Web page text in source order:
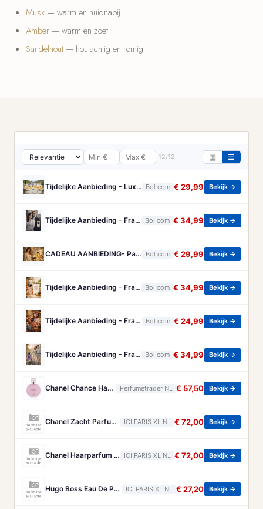
Musk — warm en huidnabij
Amber — warm en zoet
Sandelhout — houtachtig en romig
12/12 ▦ ☰
Tijdelijke Aanbieding - Luxe Franse Eau de Parfum - Collection Prestige - 5 grote miniaturen met diverse Bloemige geuren Bol.com € 29,99 Bekijk →
Tijdelijke Aanbieding - Franse Parfum - Rodin - een heerlijke frisse/kruidige Eau de Parum - met gratis parfumverstuiver - blijft gehele dag ruiken. Bol.com € 34,99 Bekijk →
CADEAU AANBIEDING- Parfum Passade Paris - Elegante Zachte Geur - 100 ml Bol.com € 29,99 Bekijk →
Tijdelijke Aanbieding - Franse Dames Parfum - Pomone- een heerlijke Eau de Parfum - dat ruikt naar heerlijk fris fruit en amandel. Bol.com € 34,99 Bekijk →
Tijdelijke Aanbieding - Franse Dames Parfum - Amative and Tender - een heerlijke Eau de Parfum - met Koffie - Amandelen en Chocola - met hartje ketting Bol.com € 24,99 Bekijk →
Tijdelijke Aanbieding - Franse Parfum - Le Jardin - is een Eau de Parfum - van een perfecte mix van kruiden en Lavendel - met extra handtas verstuiver. Bol.com € 34,99 Bekijk →
Chanel Chance Haarparfum 35 ml Perfumetrader NL € 57,50 Bekijk →
Chanel Zacht Parfum Voor Het Haar Chanel - Allure Zacht Parfum Voor Het Haar - 35 ML ICI PARIS XL NL € 72,00 Bekijk →
Chanel Haarparfum Chanel - Chance Eau Tendre Haarparfum - 35 ML ICI PARIS XL NL € 72,00 Bekijk →
Hugo Boss Eau De Parfum Hugo Boss - Boss Bottled Beyond For Her Eau De Parfum - 10 ML ICI PARIS XL NL € 27,20 Bekijk →